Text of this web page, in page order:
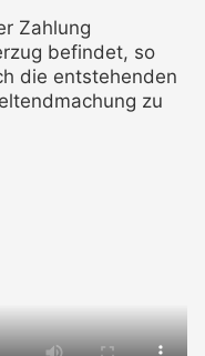
Zahlung
befindet, so
die entstehenden
zu